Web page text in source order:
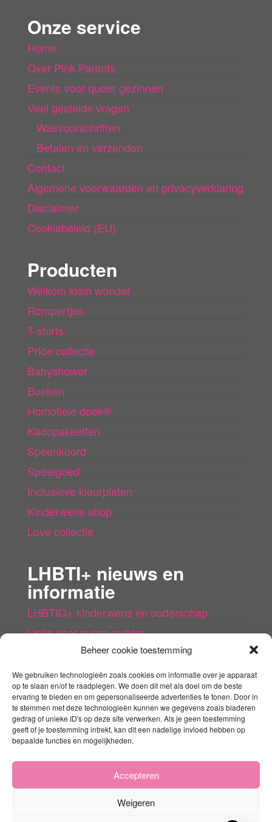
Beheer cookie toestemming
We gebruiken technologieën zoals cookies om informatie over je apparaat
op te slaan en/of te raadplegen. We doen dit met als doel om de beste
ervaring te bieden en om gepersonaliseerde advertenties te tonen. Door in
te stemmen met deze technologieën kunnen we gegevens zoals bladeren
gedrag of unieke ID's op deze site verwerken. Als je geen toestemming
geeft of je toestemming intrekt, kan dit een nadelige invloed hebben op
bepaalde functies en mogelijkheden.
Accepteren
Weigeren
Onze service
Home
Over Pink Parents
Events voor queer gezinnen
Veel gestelde vragen
Wasvoorschriften
Betalen en verzenden
Contact
Algemene voorwaarden en privacyverklaring
Disclaimer
Cookiebeleid (EU)
Producten
Welkom klein wonder
Rompertjes
T-shirts
Pride collectie
Babyshower
Boeken
Homofiele doek®
Kadopakketten
Speenkoord
Speelgoed
Inclusieve kleurplaten
Kinderwens shop
Love collectie
LHBTI+ nieuws en
informatie
LHBTIQ+ kinderwens en ouderschap
Links voor queer ouders
LHBTI+ (kinder)boeken
Queer agenda
Mijn account
Contact